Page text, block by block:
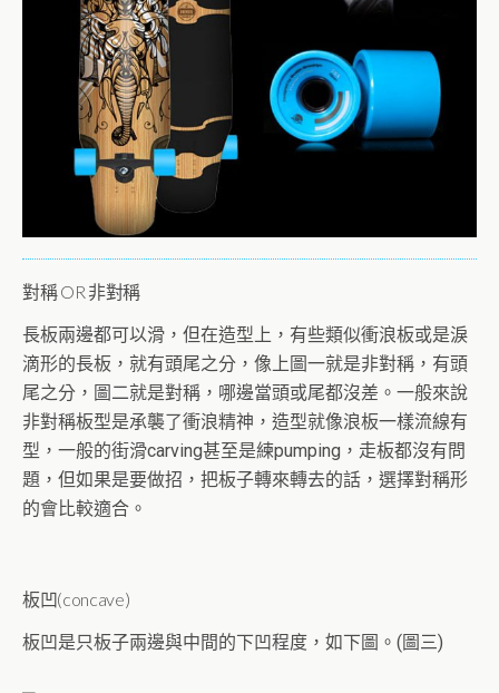
對稱 OR 非對稱
長板兩邊都可以滑，但在造型上，有些類似衝浪板或是淚
滴形的長板，就有頭尾之分，像上圖一就是非對稱，有頭
尾之分，圖二就是對稱，哪邊當頭或尾都沒差。一般來說
非對稱板型是承襲了衝浪精神，造型就像浪板一樣流線有
型，一般的街滑carving甚至是練pumping，走板都沒有問
題，但如果是要做招，把板子轉來轉去的話，選擇對稱形
的會比較適合。
板凹(concave)
板凹是只板子兩邊與中間的下凹程度，如下圖。(圖三)